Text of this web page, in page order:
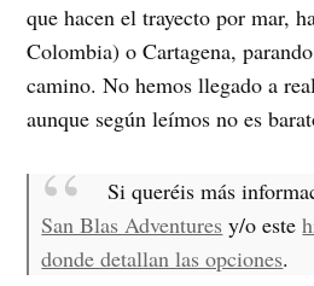
que hacen el trayecto por mar,
Colombia) o Cartagena,
camino. No hemos llegado a
aunque según leímos no es
Si queréis más
San Blas Adventures y/o este
donde detallan las opciones.